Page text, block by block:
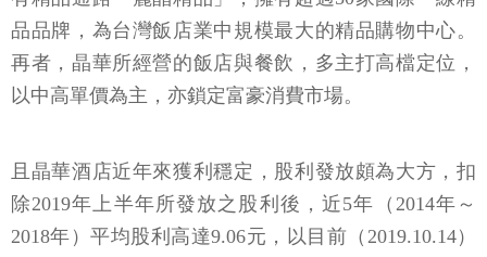
品品牌，為台灣飯店業中規模最大的精品購物中心。
再者，晶華所經營的飯店與餐飲，多主打高檔定位，
以中高單價為主，亦鎖定富豪消費市場。
且晶華酒店近年來獲利穩定，股利發放頗為大方，扣
除2019年上半年所發放之股利後，近5年（2014年～
2018年）平均股利高達9.06元，以目前（2019.10.14）